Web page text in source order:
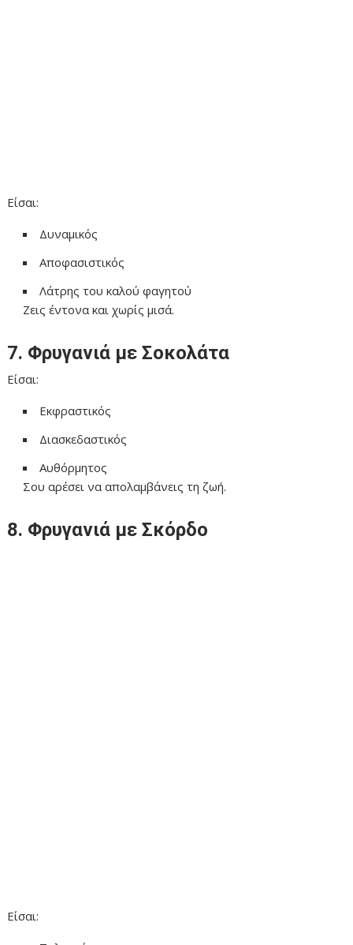
Είσαι:
Δυναμικός
Αποφασιστικός
Λάτρης του καλού φαγητού
Ζεις έντονα και χωρίς μισά.
7. Φρυγανιά με Σοκολάτα
Είσαι:
Εκφραστικός
Διασκεδαστικός
Αυθόρμητος
Σου αρέσει να απολαμβάνεις τη ζωή.
8. Φρυγανιά με Σκόρδο
Είσαι: